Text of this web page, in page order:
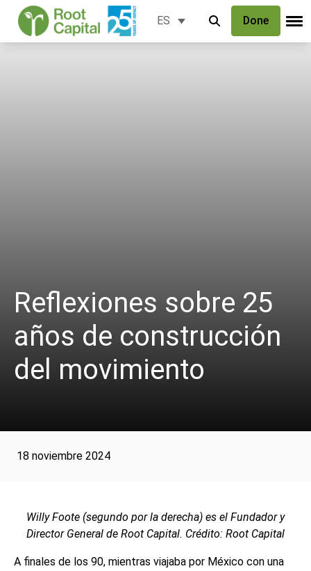
ES Done
Reflexiones sobre 25
años de construcción
del movimiento
18 noviembre 2024
Willy Foote (segundo por la derecha) es el Fundador y
Director General de Root Capital. Crédito: Root Capital
A finales de los 90, mientras viajaba por México con una